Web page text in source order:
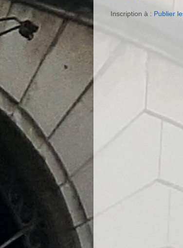
Inscription à : Publier